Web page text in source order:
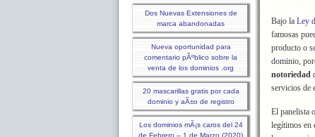
Dos Nuevas Extensiones de
marca abandonadas
Nueva oportunidad para
comentario pÃºblico sobre la
venta de los dominios .org
20 mascarillas gratis por cada
dominio y aÃ±o de registro
Los dominios mÃ¡s caros del 24
de Febrero – 1 de Marzo (2020)
Bajo la Ley
famosas
producto o
dominio,
notoriedad
servicios de
El panelista
legítimos en